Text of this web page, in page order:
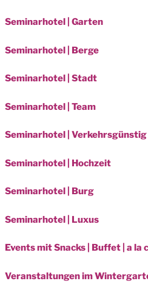
Seminarhotel | Garten
Seminarhotel | Berge
Seminarhotel | Stadt
Seminarhotel | Team
Seminarhotel | Verkehrsgünstig
Seminarhotel | Hochzeit
Seminarhotel | Burg
Seminarhotel | Luxus
Events mit Snacks | Buffet | a la
Veranstaltungen im